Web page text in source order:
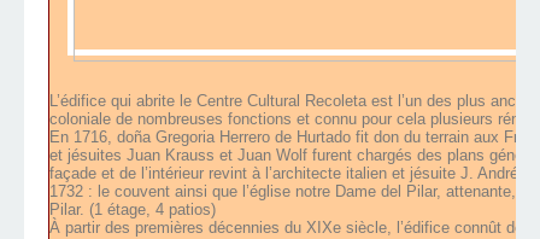
L’édifice qui abrite le Centre Cultural Recoleta est l’un des plus
coloniale de nombreuses fonctions et connu pour cela plusieurs
En 1716, doña Gregoria Herrero de Hurtado fit don du terrain aux
et jésuites Juan Krauss et Juan Wolf furent chargés des plans
façade et de l’intérieur revint à l’architecte italien et jésuite J.
1732 : le couvent ainsi que l’église notre Dame del Pilar, attenante,
Pilar. (1 étage, 4 patios)
À partir des premières décennies du XIXe siècle, l’édifice connût de